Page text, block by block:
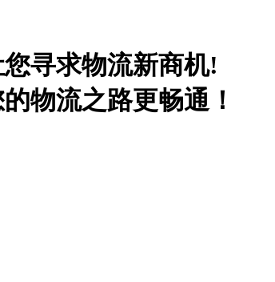
寻求物流新商机!
物流之路更畅通！